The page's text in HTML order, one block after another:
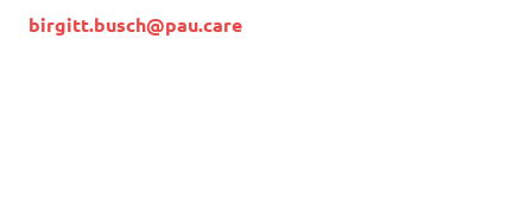
birgitt.busch@pau.care